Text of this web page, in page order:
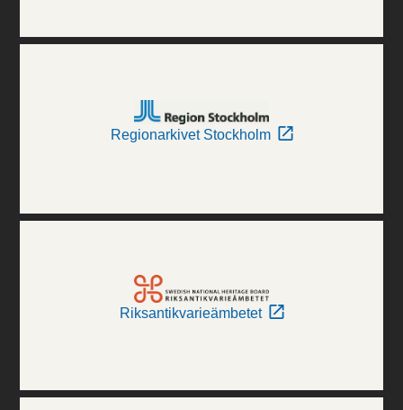
Regionarkivet Stockholm
Riksantikvarieämbetet